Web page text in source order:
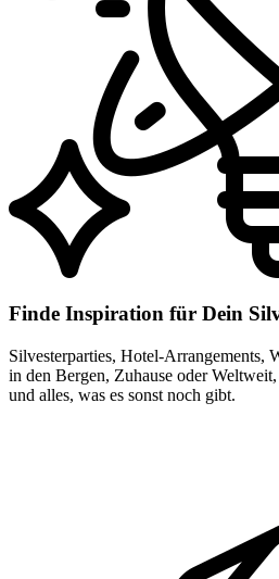
Finde Inspiration für Dein
Silvesterparties, Hotel-Arrangements,
in den Bergen, Zuhause oder
und alles, was es sonst noch gibt.